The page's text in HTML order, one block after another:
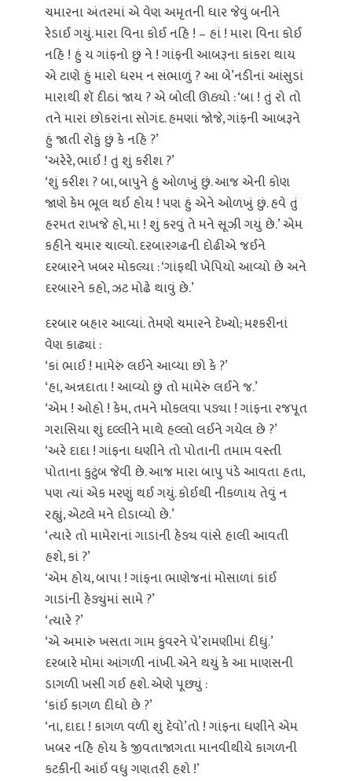
ચમારના અંતરમાં એ વેણ અમૃતની ધાર જેવું બનીને
રેડાઈ ગયું. મારા વિના કોઈ નહિ ! – હાં ! મારા વિના કોઈ
નહિ ! હું ય ગાંફનો છું ને ! ગાંફની આબરૂના કાંકરા થાય
એ ટાણે હું મારો ધરમ ન સંભાળું ? આ બે’નડીનાં આંસુડાં
મારાથી શૅ દીઠાં જાય ? એ બોલી ઊઠ્યો : ‘બા ! તું રો તો
તને મારાં છોકરાંના સોગંદ. હમણાં જોજે, ગાંફની આબરૂને
હું જાતી રોકું છું કે નહિ ?’
‘અરેરે, ભાઈ ! તું શું કરીશ ?’
‘શું કરીશ ? બા, બાપુને હું ઓળખું છું. આજ એની કોણ
જાણે કેમ ભૂલ થઈ હોય ! પણ હું એને ઓળખું છું. હવે તું
હરમત રાખજે હો, મા ! શું કરવું તે મને સૂઝી ગયું છે.’ એમ
કહીને ચમાર ચાલ્યો. દરબારગઢની દોઢીએ જઈને
દરબારને ખબર મોકલ્યા : ‘ગાંફથી ખેપિયો આવ્યો છે અને
દરબારને કહો, ઝટ મોઢે થાવું છે.’
દરબાર બહાર આવ્યાં. તેમણે ચમારને દેખ્યો; મશ્કરીનાં
વેણ કાઢ્યાં :
‘કાં ભાઈ ! મામેરું લઈને આવ્યા છો કે ?’
‘હા, અન્નદાતા ! આવ્યો છું તો મામેરું લઈને જ.’
‘એમ ! ઓહો ! કેમ, તમને મોકલવા પડ્યા ! ગાંફના રજપૂત
ગરાસિયા શું દલ્લીને માથે હલ્લો લઈને ગયેલ છે ?’
‘અરે દાદા ! ગાંફના ધણીને તો પોતાની તમામ વસ્તી
પોતાના કુટુંબ જેવી છે. આજ મારા બાપુ પંડે આવતા હતા,
પણ ત્યાં એક મરણું થઈ ગયું. કોઈથી નીકળાય તેવું ન
રહ્યું, એટલે મને દોડાવ્યો છે.’
‘ત્યારે તો મામેરાનાં ગાડાંની હેડ્ય વાંસે હાલી આવતી
હશે, કાં ?’
‘એમ હોય, બાપા ! ગાંફના ભાણેજનાં મોસાળાં કાંઈ
ગાડાંની હેડ્યુંમાં સામે ?’
‘ત્યારે ?’
‘એ અમારું ખસતા ગામ કુંવરને પે’રામણીમાં દીધું.’
દરબારે મોમાં આંગળી નાંખી. એને થયું કે આ માણસની
ડાગળી ખસી ગઈ હશે. એણે પૂછ્યું :
‘કાંઈ કાગળ દીધો છે ?’
‘ના, દાદા ! કાગળ વળી શું દેવો’તો ! ગાંફના ધણીને એમ
ખબર નહિ હોય કે જીવતાજાગતા માનવીથીયે કાગળની
કટકીની આંઈ વધુ ગણતરી હશે !’